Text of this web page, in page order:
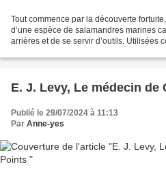
Tout commence par la découverte
d’une espèce de salamandres marines
arrières et de se servir d’outils. Utilisées
E. J. Levy, Le médecin de
Publié le 29/07/2024 à 11:13
Par Anne-yes